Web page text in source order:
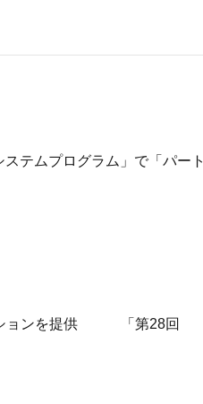
テムプログラム」で「パート
ションを提供 「第28回